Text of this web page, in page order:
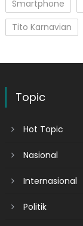
Smartphone
Tito Karnavian
Topic
Hot Topic
Nasional
Internasional
Politik